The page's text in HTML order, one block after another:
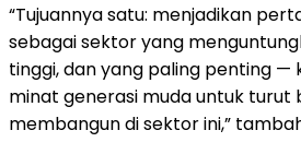
“Tujuannya satu: menjadikan
sebagai sektor yang
tinggi, dan yang paling penting —
minat generasi muda untuk turut
membangun di sektor ini,”